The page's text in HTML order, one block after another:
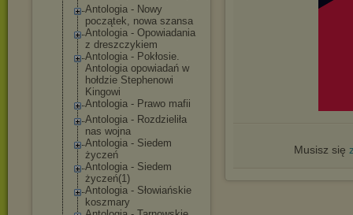
Antologia - Nowy
początek, nowa szansa
Antologia - Opowiadania
z dreszczykiem
Antologia - Pokłosie.
Antologia opowiadań w
hołdzie Stephenowi
Kingowi
Antologia - Prawo mafii
Antologia - Rozdzieliła
nas wojna
Antologia - Siedem
życzeń
Antologia - Siedem
życzeń(1)
Antologia - Słowiańskie
koszmary
Musisz się